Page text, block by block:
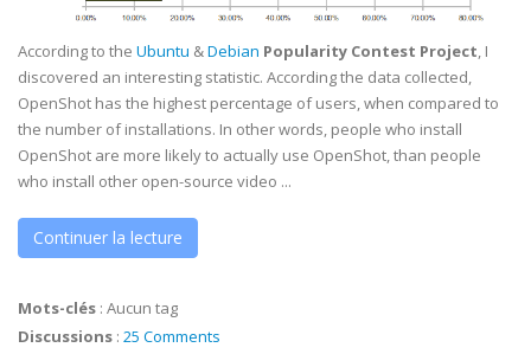
According to the Ubuntu &Debian Popularity Contest Project, I
discovered an interesting statistic. According the data collected,
OpenShot has the highest percentage of users, when compared to
the number of installations. In other words, people who install
OpenShot are more likely to actually use OpenShot, than people
who install other open-source video ...
Continuer la lecture
Mots-clés : Aucun tag
Discussions : 25 Comments